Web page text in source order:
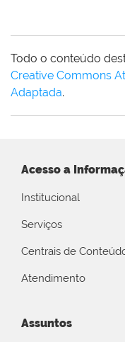
Todo o conteúdo
Creative Commons
Adaptada.
Acesso a
Institucional
Serviços
Centrais de
Atendimento
Assuntos